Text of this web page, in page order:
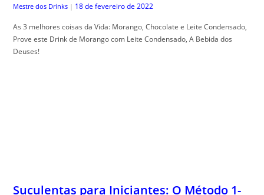
Mestre dos Drinks | 18 de fevereiro de 2022
As 3 melhores coisas da Vida: Morango, Chocolate e Leite Condensado,
Prove este Drink de Morango com Leite Condensado, A Bebida dos
Deuses!
Suculentas para Iniciantes: O Método 1-